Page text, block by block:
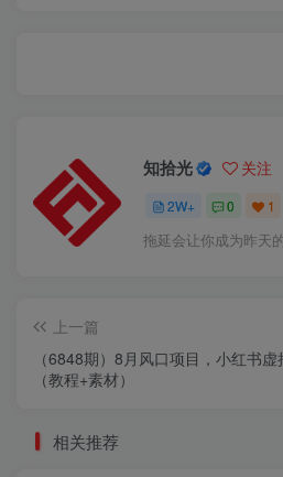
知拾光 关注
2W+ 0 1
拖延会让你成为昨天
上一篇
（6848期）8月风口项目，小红书
（教程+素材）
相关推荐